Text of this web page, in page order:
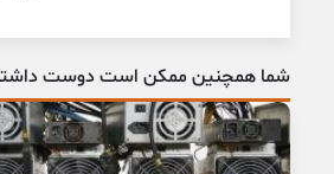
شما همچنین ممکن است دوست